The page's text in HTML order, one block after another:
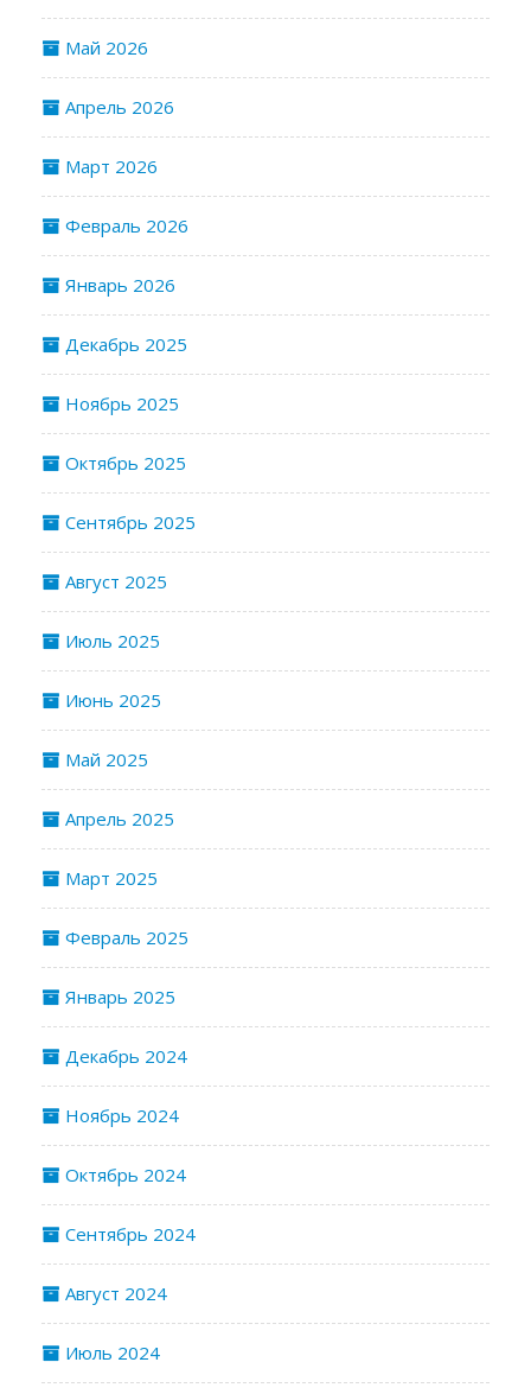
Май 2026
Апрель 2026
Март 2026
Февраль 2026
Январь 2026
Декабрь 2025
Ноябрь 2025
Октябрь 2025
Сентябрь 2025
Август 2025
Июль 2025
Июнь 2025
Май 2025
Апрель 2025
Март 2025
Февраль 2025
Январь 2025
Декабрь 2024
Ноябрь 2024
Октябрь 2024
Сентябрь 2024
Август 2024
Июль 2024